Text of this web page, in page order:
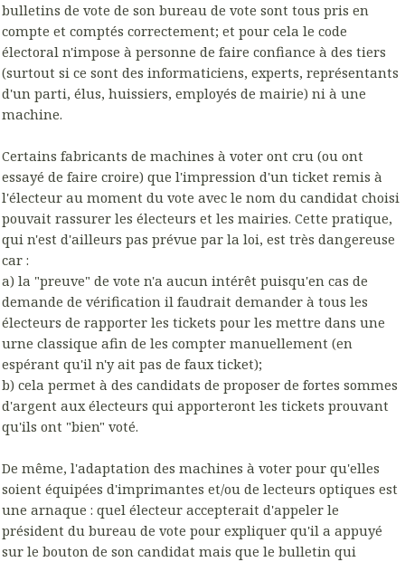
bulletins de vote de son bureau de vote sont tous pris en
compte et comptés correctement; et pour cela le code
électoral n'impose à personne de faire confiance à des tiers
(surtout si ce sont des informaticiens, experts, représentants
d'un parti, élus, huissiers, employés de mairie) ni à une
machine.
Certains fabricants de machines à voter ont cru (ou ont
essayé de faire croire) que l'impression d'un ticket remis à
l'électeur au moment du vote avec le nom du candidat choisi
pouvait rassurer les électeurs et les mairies. Cette pratique,
qui n'est d'ailleurs pas prévue par la loi, est très dangereuse
car :
a) la "preuve" de vote n'a aucun intérêt puisqu'en cas de
demande de vérification il faudrait demander à tous les
électeurs de rapporter les tickets pour les mettre dans une
urne classique afin de les compter manuellement (en
espérant qu'il n'y ait pas de faux ticket);
b) cela permet à des candidats de proposer de fortes sommes
d'argent aux électeurs qui apporteront les tickets prouvant
qu'ils ont "bien" voté.
De même, l'adaptation des machines à voter pour qu'elles
soient équipées d'imprimantes et/ou de lecteurs optiques est
une arnaque : quel électeur accepterait d'appeler le
président du bureau de vote pour expliquer qu'il a appuyé
sur le bouton de son candidat mais que le bulletin qui